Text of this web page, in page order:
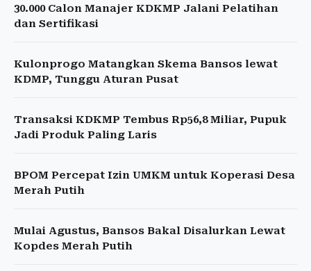
30.000 Calon Manajer KDKMP Jalani Pelatihan
dan Sertifikasi
Kulonprogo Matangkan Skema Bansos lewat
KDMP, Tunggu Aturan Pusat
Transaksi KDKMP Tembus Rp56,8 Miliar, Pupuk
Jadi Produk Paling Laris
BPOM Percepat Izin UMKM untuk Koperasi Desa
Merah Putih
Mulai Agustus, Bansos Bakal Disalurkan Lewat
Kopdes Merah Putih